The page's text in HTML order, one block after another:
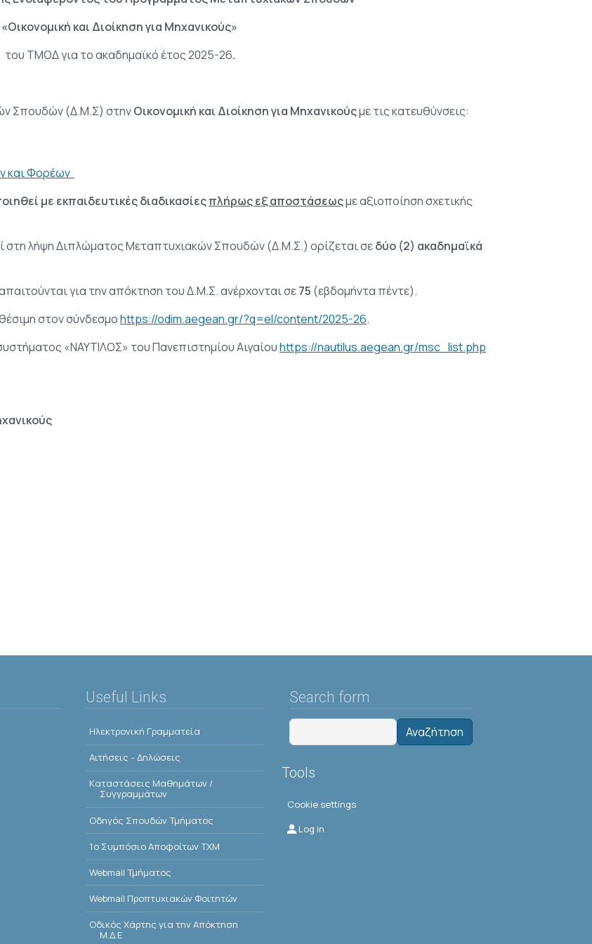
«Οικονομική και Διοίκηση για Μηχανικούς»
του ΤΜΟΔ για το ακαδημαϊκό έτος 2025-26.
Σπουδών (Δ.Μ.Σ) στηνΟικονομική και Διοίκηση για Μηχανικούςμε τις κατευθύνσεις:
και Φορέων
με εκπαιδευτικές διαδικασίεςπλήρως εξ αποστάσεωςμε αξιοποίηση σχετικής
στη λήψη Διπλώματος Μεταπτυχιακών Σπουδών (Δ.Μ.Σ.) ορίζεται σεδύο (2) ακαδημαϊκά
για την απόκτηση του Δ.Μ.Σ. ανέρχονται σε75 (εβδομήντα πέντε).
στον σύνδεσμοhttps://odim.aegean.gr/?q=el/content/2025-26.
«ΝΑΥΤΙΛΟΣ» του Πανεπιστημίου Αιγαίουhttps://nautilus.aegean.gr/msc_list.php
Useful Links
Ηλεκτρονική Γραμματεία
Αιτήσεις - Δηλώσεις
Kαταστάσεις Μαθημάτων /
Συγγραμμάτων
Οδηγός Σπουδών Τμήματος
1o Συμπόσιο Αποφοίτων ΤΧΜ
Webmail Τμήματος
Webmail Προπτυχιακών Φοιτητών
Οδικός Χάρτης για την Απόκτηση
Μ.Δ.Ε
Search form
Αναζήτηση
Tools
Cookie settings
Μενού λογαριασμού χρήστη
Log in